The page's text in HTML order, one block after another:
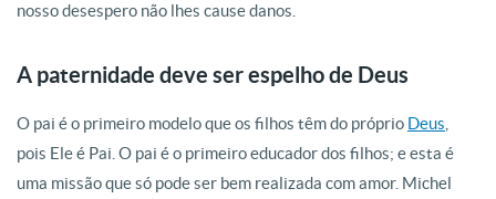
nosso desespero não lhes cause danos.
A paternidade deve ser espelho de Deus
O pai é o primeiro modelo que os filhos têm do próprio Deus,
pois Ele é Pai. O pai é o primeiro educador dos filhos; e esta é
uma missão que só pode ser bem realizada com amor. Michel